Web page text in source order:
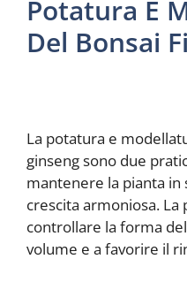
Potatura E
Del Bonsai
La potatura e
ginseng sono due
mantenere la pianta in
crescita armoniosa. La
controllare la forma
volume e a favorire il